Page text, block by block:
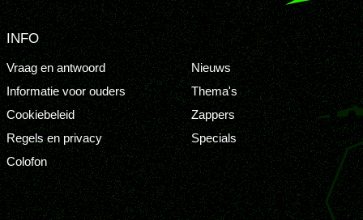
INFO
Vraag en antwoord
Informatie voor ouders
Cookiebeleid
Regels en privacy
Colofon
Nieuws
Thema's
Zappers
Specials